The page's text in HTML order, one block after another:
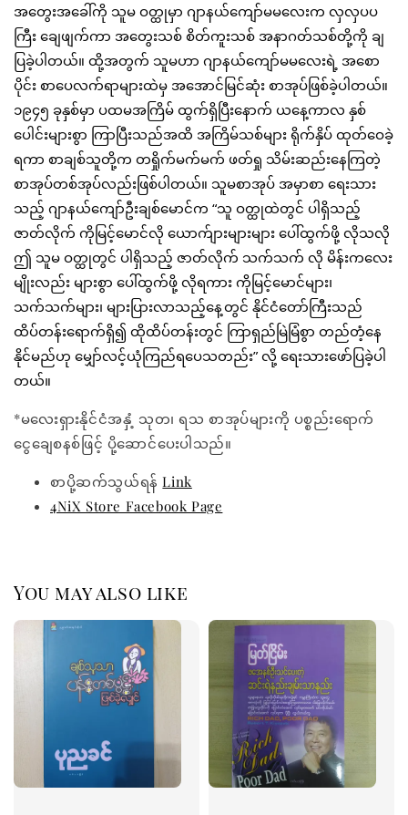
အတွေးအခေါ်ကို သူမ ဝတ္ထုမှာ ဂျာနယ်ကျော်မမလေးက လှလှပပ
ကြီး ချေဖျက်ကာ အတွေးသစ် စိတ်ကူးသစ် အနာဂတ်သစ်တို့ကို ချ
ပြခဲ့ပါတယ်။ ထို့အတွက် သူမဟာ ဂျာနယ်ကျော်မမလေးရဲ့ အစော
ပိုင်း စာပေလက်ရာများထဲမှ အအောင်မြင်ဆုံး စာအုပ်ဖြစ်ခဲ့ပါတယ်။
၁၉၄၅ ခုနှစ်မှာ ပထမအကြိမ် ထွက်ရှိပြီးနောက် ယနေ့ကာလ နှစ်
ပေါင်းများစွာ ကြာပြီးသည်အထိ အကြိမ်သစ်များ ရိုက်နှိပ် ထုတ်ဝေခဲ့
ရကာ စာချစ်သူတို့က တရှိုက်မက်မက် ဖတ်ရှု သိမ်းဆည်းနေကြတဲ့
စာအုပ်တစ်အုပ်လည်းဖြစ်ပါတယ်။ သူမစာအုပ် အမှာစာ ရေးသား
သည့် ဂျာနယ်ကျော်ဦးချစ်မောင်က “သူ ဝတ္ထုထဲတွင် ပါရှိသည့်
ဇာတ်လိုက် ကိုမြင့်မောင်လို ယောက်ျားများများ ပေါ်ထွက်ဖို့ လိုသလို
ဤ သူမ ဝတ္ထုတွင် ပါရှိသည့် ဇာတ်လိုက် သက်သက် လို မိန်းကလေး
မျိုးလည်း များစွာ ပေါ်ထွက်ဖို့ လိုရကား ကိုမြင့်မောင်များ၊
သက်သက်များ၊ များပြားလာသည့်နေ့တွင် နိုင်ငံတော်ကြီးသည်
ထိပ်တန်းရောက်ရှိ၍ ထိုထိပ်တန်းတွင် ကြာရှည်မြဲမြံစွာ တည်တံ့နေ
နိုင်မည်ဟု မျှော်လင့်ယုံကြည်ရပေသတည်း” လို့ ရေးသားဖော်ပြခဲ့ပါ
တယ်။
*မလေးရှားနိုင်ငံအနှံ့ သုတ၊ ရသ စာအုပ်များကို ပစ္စည်းရောက်
ငွေချေစနစ်ဖြင့် ပို့ဆောင်ပေးပါသည်။
စာပို့ဆက်သွယ်ရန်Link
4NiX Store Facebook Page
You may also like